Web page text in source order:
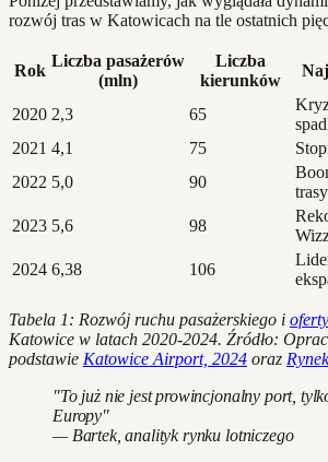
rozwój tras w Katowicach na tle ostatnich
Rok
Liczba pasażerów
(mln)
Liczba
kierunków
2020 2,3 65
2021 4,1 75
2022 5,0 90
trasy
2023 5,6 98
2024 6,38 106
Tabela 1: Rozwój ruchu pasażerskiego i oferty
Katowice w latach 2020-2024. Źródło:
podstawie Katowice Airport, 2024 oraz
"To już nie jest prowincjonalny port,
Europy"
— Bartek, analityk rynku lotniczego